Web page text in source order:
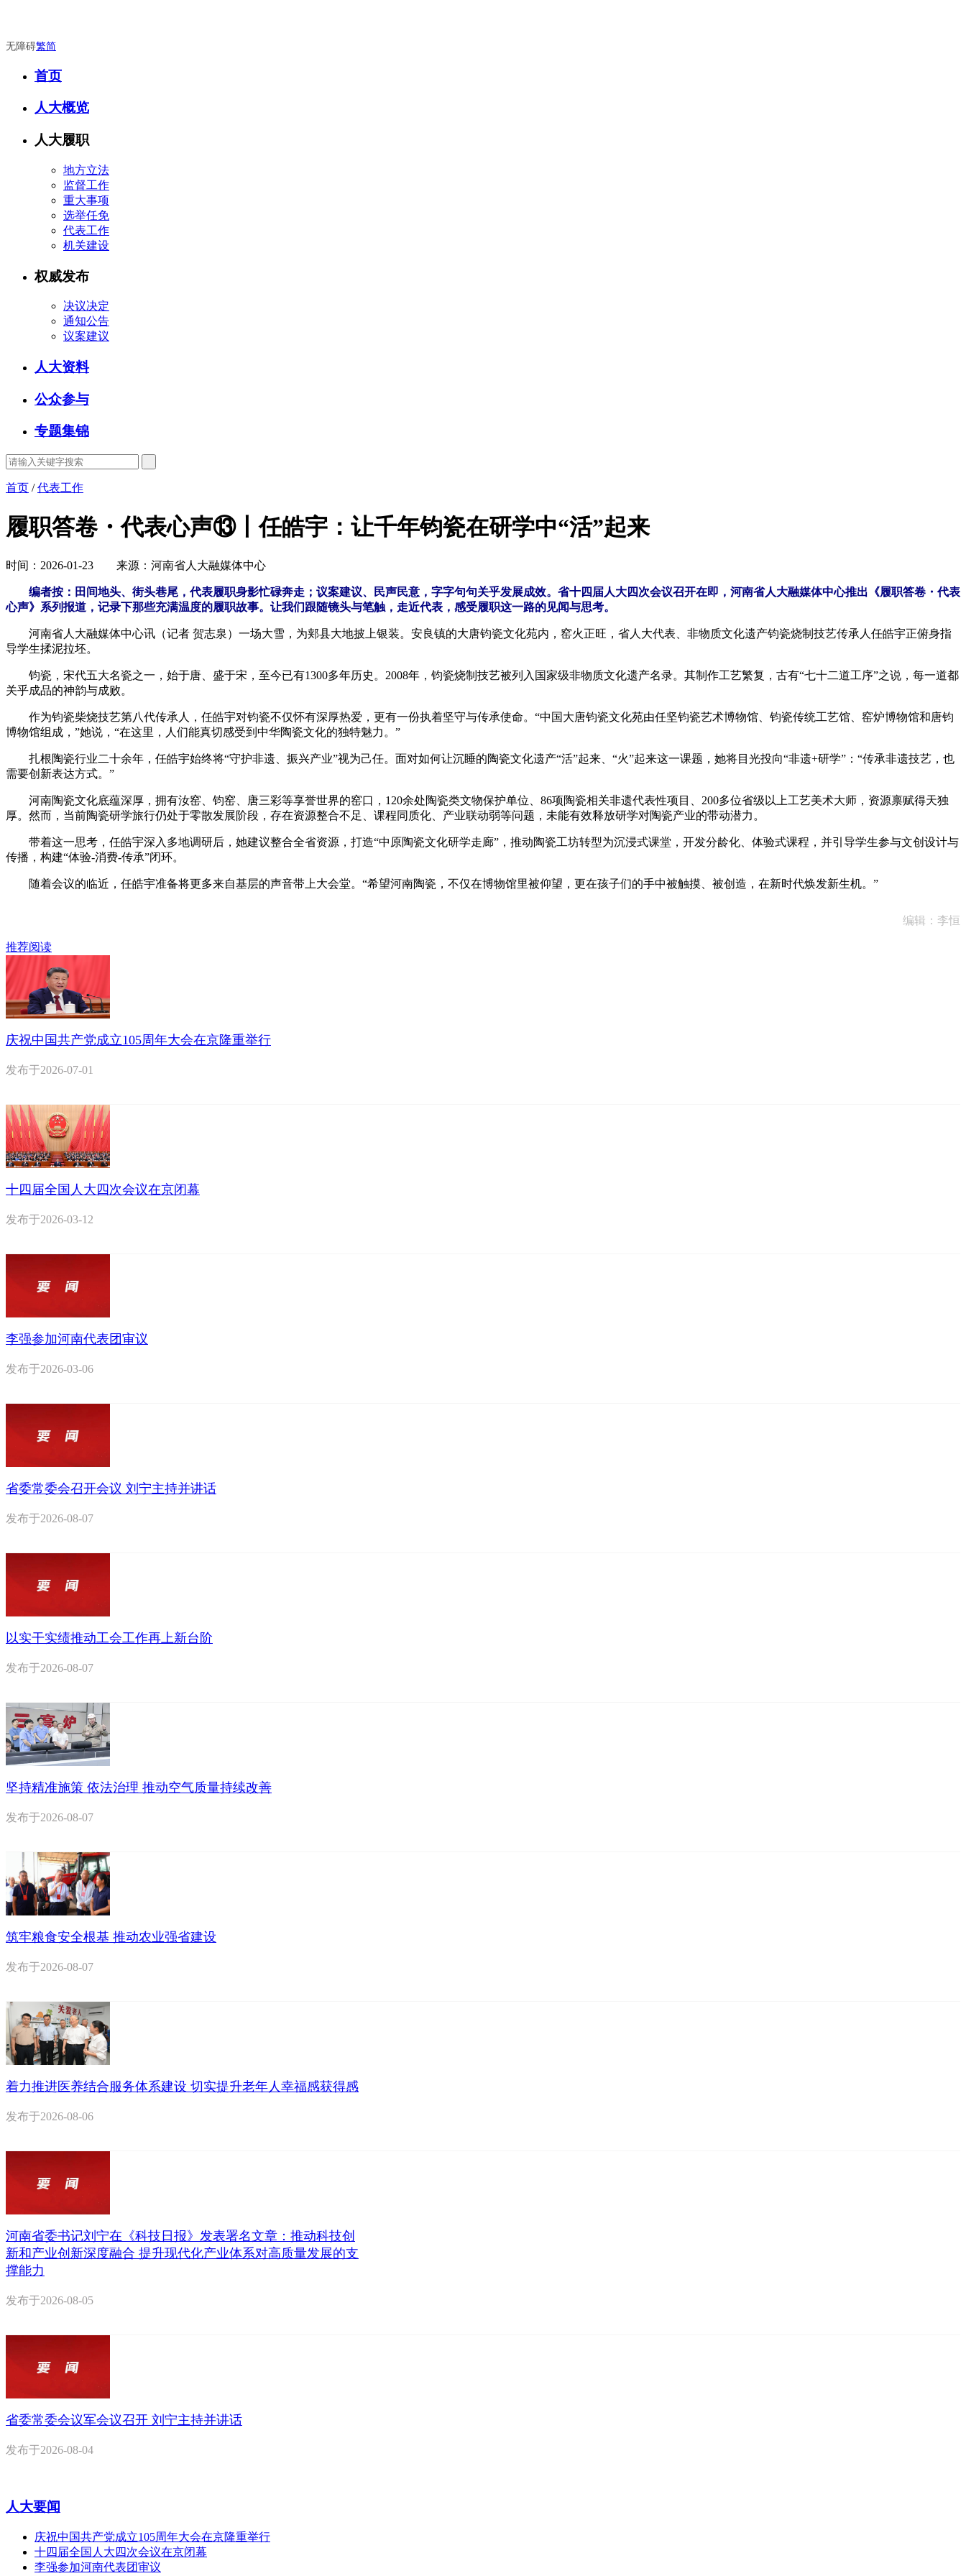
无障碍繁简
首页
人大概览
人大履职
地方立法
监督工作
重大事项
选举任免
代表工作
机关建设
权威发布
决议决定
通知公告
议案建议
人大资料
公众参与
专题集锦
首页 /代表工作
履职答卷・代表心声⑬丨任皓宇：让千年钧瓷在研学中“活”起来
时间：2026-01-23 来源：河南省人大融媒体中心
编者按：田间地头、街头巷尾，代表履职身影忙碌奔走；议案建议、民声民意，字字句句关乎发展成效。省十四届人大四次会议召开在即，河南省人大融媒体中心推出《履职答卷・代表
心声》系列报道，记录下那些充满温度的履职故事。让我们跟随镜头与笔触，走近代表，感受履职这一路的见闻与思考。
河南省人大融媒体中心讯（记者 贺志泉）一场大雪，为郏县大地披上银装。安良镇的大唐钧瓷文化苑内，窑火正旺，省人大代表、非物质文化遗产钧瓷烧制技艺传承人任皓宇正俯身指
导学生揉泥拉坯。
钧瓷，宋代五大名瓷之一，始于唐、盛于宋，至今已有1300多年历史。2008年，钧瓷烧制技艺被列入国家级非物质文化遗产名录。其制作工艺繁复，古有“七十二道工序”之说，每一道都
关乎成品的神韵与成败。
作为钧瓷柴烧技艺第八代传承人，任皓宇对钧瓷不仅怀有深厚热爱，更有一份执着坚守与传承使命。“中国大唐钧瓷文化苑由任坚钧瓷艺术博物馆、钧瓷传统工艺馆、窑炉博物馆和唐钧
博物馆组成，”她说，“在这里，人们能真切感受到中华陶瓷文化的独特魅力。”
扎根陶瓷行业二十余年，任皓宇始终将“守护非遗、振兴产业”视为己任。面对如何让沉睡的陶瓷文化遗产“活”起来、“火”起来这一课题，她将目光投向“非遗+研学”：“传承非遗技艺，也
需要创新表达方式。”
河南陶瓷文化底蕴深厚，拥有汝窑、钧窑、唐三彩等享誉世界的窑口，120余处陶瓷类文物保护单位、86项陶瓷相关非遗代表性项目、200多位省级以上工艺美术大师，资源禀赋得天独
厚。然而，当前陶瓷研学旅行仍处于零散发展阶段，存在资源整合不足、课程同质化、产业联动弱等问题，未能有效释放研学对陶瓷产业的带动潜力。
带着这一思考，任皓宇深入多地调研后，她建议整合全省资源，打造“中原陶瓷文化研学走廊”，推动陶瓷工坊转型为沉浸式课堂，开发分龄化、体验式课程，并引导学生参与文创设计与
传播，构建“体验-消费-传承”闭环。
随着会议的临近，任皓宇准备将更多来自基层的声音带上大会堂。“希望河南陶瓷，不仅在博物馆里被仰望，更在孩子们的手中被触摸、被创造，在新时代焕发新生机。”
编辑：李恒
推荐阅读
庆祝中国共产党成立105周年大会在京隆重举行
发布于2026-07-01
十四届全国人大四次会议在京闭幕
发布于2026-03-12
李强参加河南代表团审议
发布于2026-03-06
省委常委会召开会议 刘宁主持并讲话
发布于2026-08-07
以实干实绩推动工会工作再上新台阶
发布于2026-08-07
坚持精准施策 依法治理 推动空气质量持续改善
发布于2026-08-07
筑牢粮食安全根基 推动农业强省建设
发布于2026-08-07
着力推进医养结合服务体系建设 切实提升老年人幸福感获得感
发布于2026-08-06
河南省委书记刘宁在《科技日报》发表署名文章：推动科技创
新和产业创新深度融合 提升现代化产业体系对高质量发展的支
撑能力
发布于2026-08-05
省委常委会议军会议召开 刘宁主持并讲话
发布于2026-08-04
人大要闻
庆祝中国共产党成立105周年大会在京隆重举行
十四届全国人大四次会议在京闭幕
李强参加河南代表团审议